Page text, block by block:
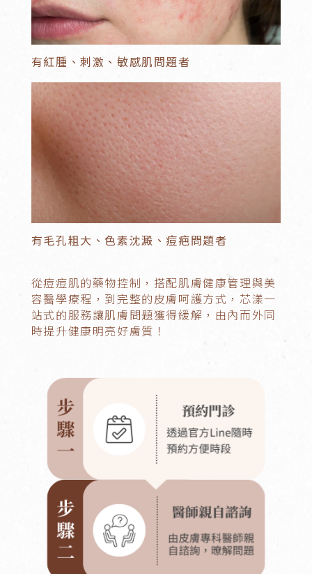
有紅腫、刺激、敏感肌問題者
有毛孔粗大、色素沈澱、痘疤問題者
從痘痘肌的藥物控制，搭配肌膚健康管理與美
容醫學療程，到完整的皮膚呵護方式，芯漾一
站式的服務讓肌膚問題獲得緩解，由內而外同
時提升健康明亮好膚質！